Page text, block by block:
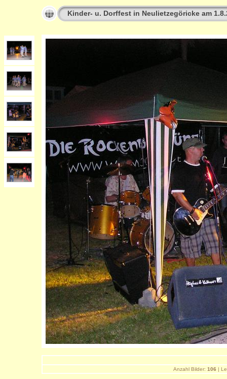
Kinder- u. Dorffest in Neulietzegöricke am
Anzahl Bilder: 106 |